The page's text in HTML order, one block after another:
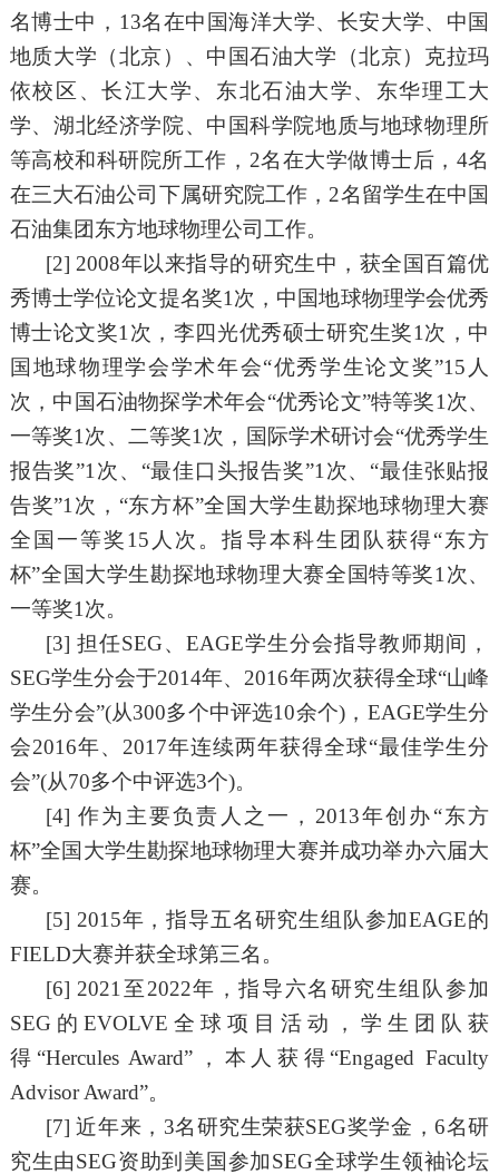
名博士中， 13名在中国海洋大学、长安大学、中国
地质大学（北京）、中国石油大学（北京）克拉玛
依校区、长江大学、东北石油大学、东华理工大
学、湖北经济学院、中国科学院地质与地球物理所
等高校和科研院所工作， 2名在大学做博士后， 4名
在三大石油公司下属研究院工作， 2名留学生在中国
石油集团东方地球物理公司工作。
[2] 2008年以来指导的研究生中， 获全国百篇优
秀博士学位论文提名奖1次， 中国地球物理学会优秀
博士论文奖1次， 李四光优秀硕士研究生奖1次，中
国地球物理学会学术年会“优秀学生论文奖”15人
次，中国石油物探学术年会“优秀论文”特等奖1次、
一等奖1次、二等奖1次，国际学术研讨会“优秀学生
报告奖”1次、“最佳口头报告奖”1次、“最佳张贴报
告奖”1次，“东方杯”全国大学生勘探地球物理大赛
全国一等奖15人 次。指导本科生团队获得“东方
杯”全国大学生勘探地球物理大赛全国特等奖1次、
一等奖1次。
[3] 担任SEG、 EAGE学生分会指导教师期间，
SEG学生分会于2014年、 2016年两次获得全球“山峰
学生分会”(从300多个中评选10余个)， EAGE学生分
会2016年、 2017年连续两年获得全球“最佳学生分
会”(从70多个中评选3个)。
[4]作为主要负责人之一， 2013年创办“东方
杯”全国 大学生勘探地球物理大赛并成功举办六届大
赛。
[5] 2015年，指导五名研究生组队参加EAGE的
FIELD大赛并获全球第三名。
[6] 2021 至2022年 ，指导六名研究生组队参加
SEG的EVOLVE 全球项目活动 ，学生团队获
得 “Hercules Award”，本人获得“Engaged Faculty
Advisor Award”。
[7]近年来，3名研究生荣获SEG奖学金，6名研
究生由SEG资助到美国参加SEG全球学生领袖论坛